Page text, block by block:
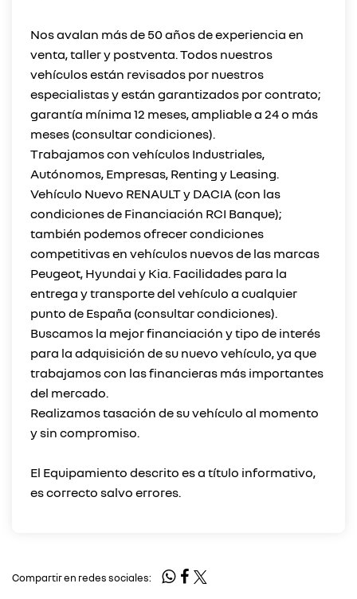
Nos avalan más de 50 años de experiencia en
venta, taller y postventa. Todos nuestros
vehículos están revisados por nuestros
especialistas y están garantizados por contrato;
garantía mínima 12 meses, ampliable a 24 o más
meses (consultar condiciones).
Trabajamos con vehículos Industriales,
Autónomos, Empresas, Renting y Leasing.
Vehículo Nuevo RENAULT y DACIA (con las
condiciones de Financiación RCI Banque);
también podemos ofrecer condiciones
competitivas en vehículos nuevos de las marcas
Peugeot, Hyundai y Kia. Facilidades para la
entrega y transporte del vehículo a cualquier
punto de España (consultar condiciones).
Buscamos la mejor financiación y tipo de interés
para la adquisición de su nuevo vehículo, ya que
trabajamos con las financieras más importantes
del mercado.
Realizamos tasación de su vehículo al momento
y sin compromiso.
El Equipamiento descrito es a título informativo,
Compartir en redes sociales: